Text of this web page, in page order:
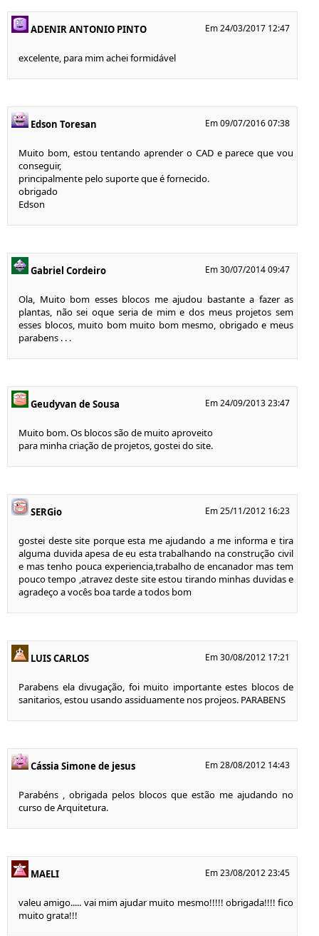
ADENIR ANTONIO PINTO Em 24/03/2017 12:47
excelente, para mim achei formidável
Edson Toresan Em 09/07/2016 07:38
Muito bom, estou tentando aprender o CAD e parece que vou
conseguir,
principalmente pelo suporte que é fornecido.
obrigado
Edson
Gabriel Cordeiro Em 30/07/2014 09:47
Ola, Muito bom esses blocos me ajudou bastante a fazer as
plantas, não sei oque seria de mim e dos meus projetos sem
esses blocos, muito bom muito bom mesmo, obrigado e meus
parabens . . .
Geudyvan de Sousa Em 24/09/2013 23:47
Muito bom. Os blocos são de muito aproveito
para minha criação de projetos, gostei do site.
SERGio Em 25/11/2012 16:23
gostei deste site porque esta me ajudando a me informa e tira
alguma duvida apesa de eu esta trabalhando na construção civil
e mas tenho pouca experiencia,trabalho de encanador mas tem
pouco tempo ,atravez deste site estou tirando minhas duvidas e
agradeço a vocês boa tarde a todos bom
LUIS CARLOS Em 30/08/2012 17:21
Parabens ela divugação, foi muito importante estes blocos de
sanitarios, estou usando assiduamente nos projeos. PARABENS
Cássia Simone de jesus Em 28/08/2012 14:43
Parabéns , obrigada pelos blocos que estão me ajudando no
curso de Arquitetura.
MAELI Em 23/08/2012 23:45
valeu amigo..... vai mim ajudar muito mesmo!!!!! obrigada!!!! fico
muito grata!!!